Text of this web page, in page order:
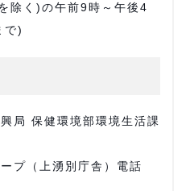
除く)の午前9時～午後4
で)
局 保健環境部環境生活課
プ（上湧別庁舎）電話